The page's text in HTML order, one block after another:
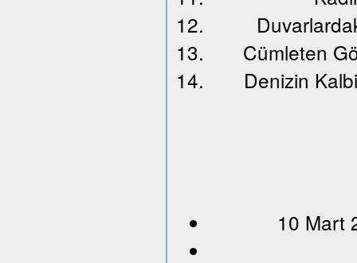
Cümleten
Denizin
10 Mart